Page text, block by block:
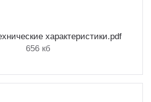
характеристики.pdf
656 кб